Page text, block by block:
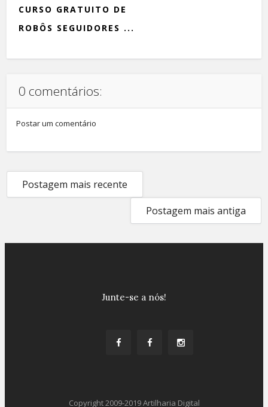
CURSO GRATUITO DE
ROBÔS SEGUIDORES ...
0 comentários:
Postar um comentário
Postagem mais recente
Postagem mais antiga
Junte-se a nós!
Copyright 2009-2019 Artilharia Digital